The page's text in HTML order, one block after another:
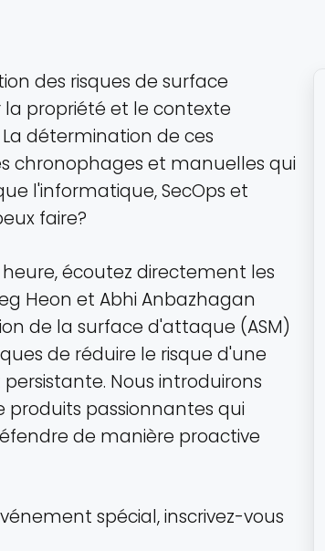
des risques de surface
propriété et le contexte
détermination de ces
chronophages et manuelles qui
l'informatique, SecOps et
faire?
écoutez directement les
Heon et Abhi Anbazhagan
de la surface d'attaque (ASM)
de réduire le risque d'une
Nous introduirons
passionnantes qui
de manière proactive
spécial, inscrivez-vous